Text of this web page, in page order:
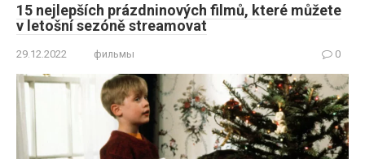
15 nejlepších prázdninových filmů, které můžete
v letošní sezóně streamovat
29.12.2022 фильмы 0